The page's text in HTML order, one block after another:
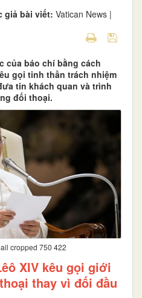
giả bài viết: Vatican News |
của báo chí bằng cách
gọi tinh thần trách nhiệm
tin khách quan và trình
đối thoại.
cropped 750 422
XIV kêu gọi giới
thay vì đối đầu